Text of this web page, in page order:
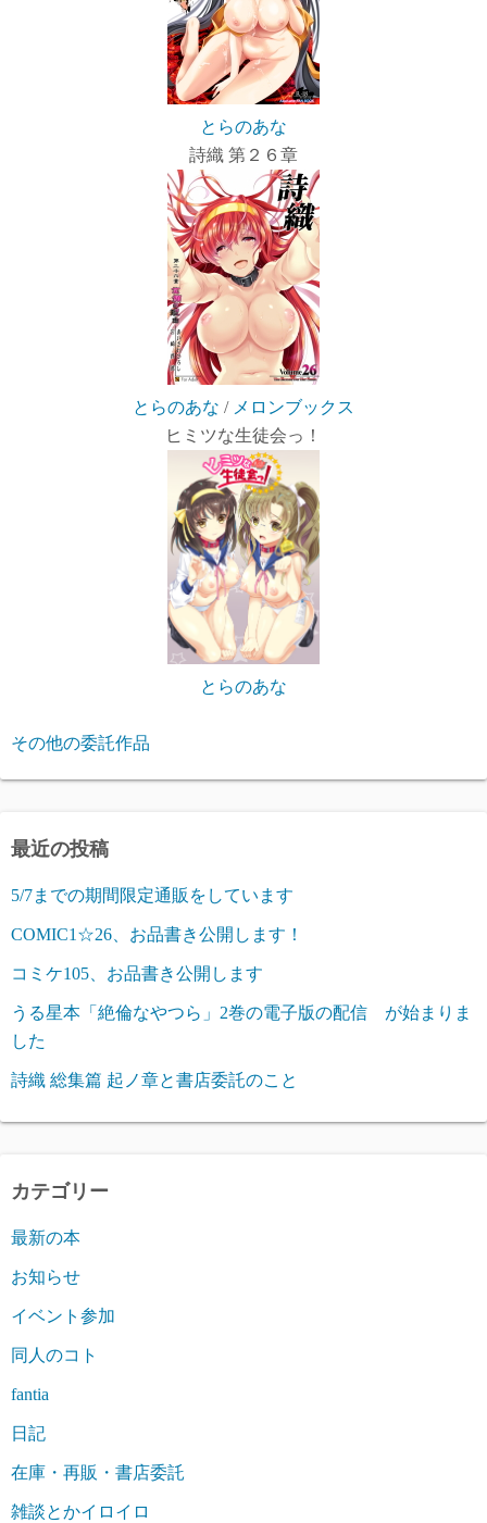
とらのあな
詩織 第２６章
とらのあな / メロンブックス
ヒミツな生徒会っ！
とらのあな
その他の委託作品
最近の投稿
5/7までの期間限定通販をしています
COMIC1☆26、お品書き公開します！
コミケ105、お品書き公開します
うる星本「絶倫なやつら」2巻の電子版の配信 が始まりま
した
詩織 総集篇 起ノ章と書店委託のこと
カテゴリー
最新の本
お知らせ
イベント参加
同人のコト
fantia
日記
在庫・再販・書店委託
雑談とかイロイロ